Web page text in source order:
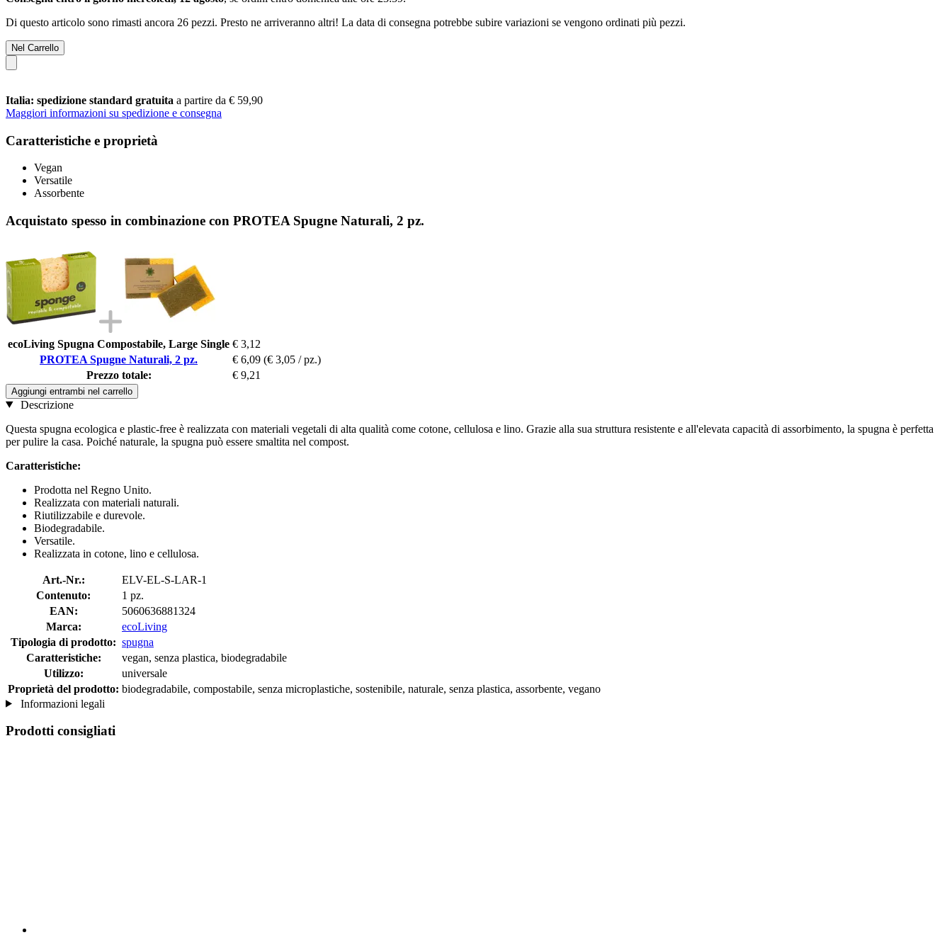
Di questo articolo sono rimasti ancora 26 pezzi. Presto ne arriveranno altri! La data di consegna potrebbe subire variazioni se vengono ordinati più pezzi.
Nel Carrello
Italia: spedizione standard gratuita a partire da € 59,90
Maggiori informazioni su spedizione e consegna
Caratteristiche e proprietà
Vegan
Versatile
Assorbente
Acquistato spesso in combinazione con PROTEA Spugne Naturali, 2 pz.
ecoLiving Spugna Compostabile, Large Single € 3,12
PROTEA Spugne Naturali, 2 pz.
€ 6,09 (€ 3,05 / pz.)
Prezzo totale:
€ 9,21
Aggiungi entrambi nel carrello
Descrizione
Questa spugna ecologica e plastic-free è realizzata con materiali vegetali di alta qualità come cotone, cellulosa e lino. Grazie alla sua struttura resistente e all'elevata capacità di assorbimento, la spugna è perfetta
per pulire la casa. Poiché naturale, la spugna può essere smaltita nel compost.
Caratteristiche:
Prodotta nel Regno Unito.
Realizzata con materiali naturali.
Riutilizzabile e durevole.
Biodegradabile.
Versatile.
Realizzata in cotone, lino e cellulosa.
Art.-Nr.:
ELV-EL-S-LAR-1
Contenuto:
1 pz.
EAN:
5060636881324
Marca:
ecoLiving
Tipologia di prodotto: spugna
Caratteristiche:
vegan, senza plastica, biodegradabile
Utilizzo:
universale
Proprietà del prodotto: biodegradabile, compostabile, senza microplastiche, sostenibile, naturale, senza plastica, assorbente, vegano
Informazioni legali
Prodotti consigliati